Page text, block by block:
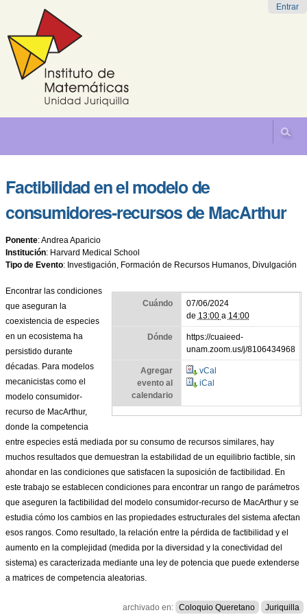
Saltar
navegación
Entrar
Factibilidad en el modelo de
consumidores-recursos de MacArthur
Ponente:Andrea Aparicio
Institución: Harvard Medical School
Tipo de Evento: Investigación, Formación de Recursos Humanos, Divulgación
Cuándo
07/06/2024
de 13:00 a 14:00
Dónde
https://cuaieed-
unam.zoom.us/j/8106434968
Agregar
evento al
calendario
vCal
iCal
Encontrar las condiciones
que aseguran la
coexistencia de especies
en un ecosistema ha
persistido durante
décadas. Para modelos
mecanicistas como el
modelo consumidor-
recurso de MacArthur,
donde la competencia
entre especies está mediada por su consumo de recursos similares, hay
muchos resultados que demuestran la estabilidad de un equilibrio factible, sin
ahondar en las condiciones que satisfacen la suposición de factibilidad. En
este trabajo se establecen condiciones para encontrar un rango de parámetros
que aseguren la factibilidad del modelo consumidor-recurso de MacArthur y se
estudia cómo los cambios en las propiedades estructurales del sistema afectan
esos rangos. Como resultado, la relación entre la pérdida de factibilidad y el
aumento en la complejidad (medida por la diversidad y la conectividad del
sistema) es caracterizada mediante una ley de potencia que puede extenderse
a matrices de competencia aleatorias.
archivado en: Coloquio Queretano Juriquilla